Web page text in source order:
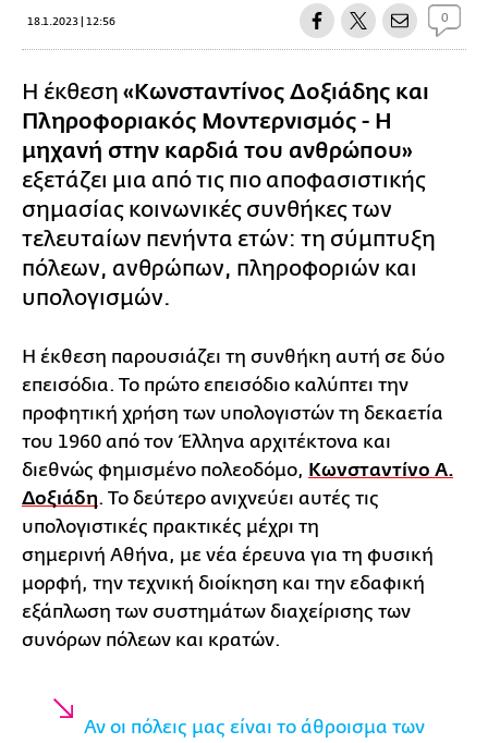
18.1.2023 | 12:56 0
H έκθεση «Κωνσταντίνος Δοξιάδης και
Πληροφοριακός Μοντερνισμός - Η
μηχανή στην καρδιά του ανθρώπου»
εξετάζει μια από τις πιο αποφασιστικής
σημασίας κοινωνικές συνθήκες των
τελευταίων πενήντα ετών: τη σύμπτυξη
πόλεων, ανθρώπων, πληροφοριών και
υπολογισμών.
Η έκθεση παρουσιάζει τη συνθήκη αυτή σε δύο
επεισόδια. Το πρώτο επεισόδιο καλύπτει την
προφητική χρήση των υπολογιστών τη δεκαετία
του 1960 από τον Έλληνα αρχιτέκτονα και
διεθνώς φημισμένο πολεοδόμο, Κωνσταντίνο Α.
Δοξιάδη. Το δεύτερο ανιχνεύει αυτές τις
υπολογιστικές πρακτικές μέχρι τη
σημερινή Αθήνα, με νέα έρευνα για τη φυσική
μορφή, την τεχνική διοίκηση και την εδαφική
εξάπλωση των συστημάτων διαχείρισης των
συνόρων πόλεων και κρατών.
Αν οι πόλεις μας είναι το άθροισμα των